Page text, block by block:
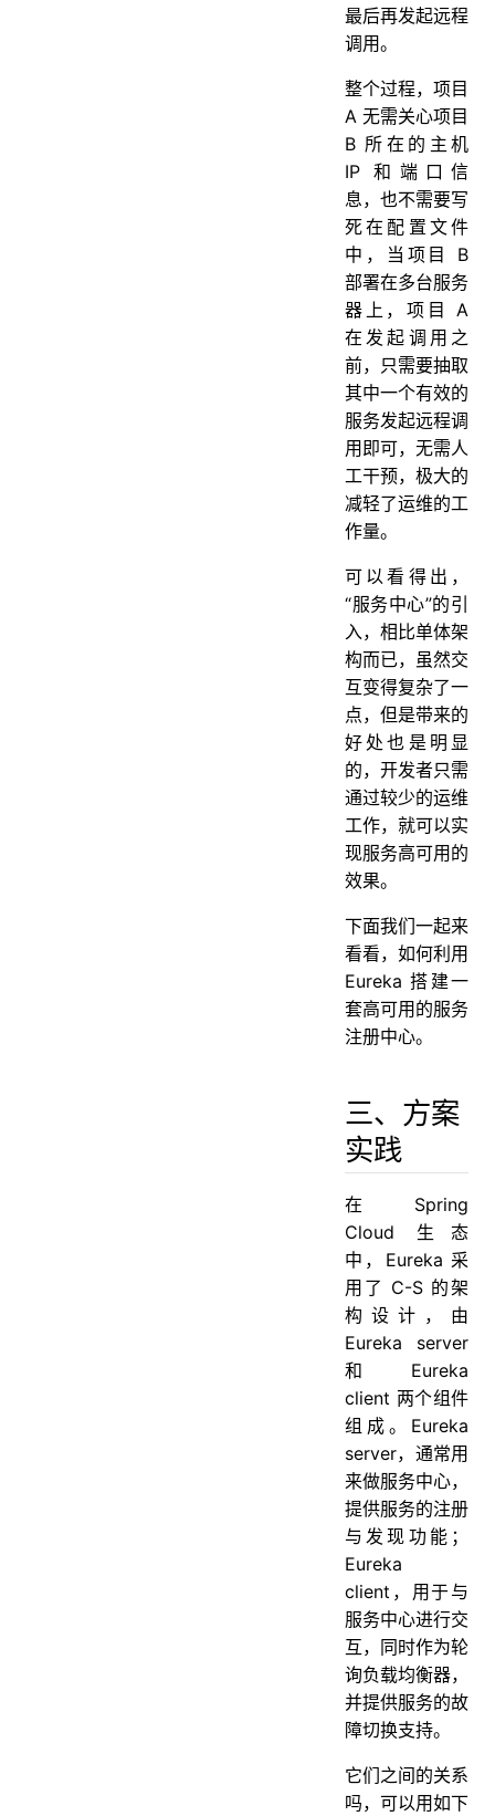
最后再发起远程
调用。
整个过程，项目
A 无需关心项目
B 所在的主机
IP 和端口信
息，也不需要写
死在配置文件
中，当项目 B
部署在多台服务
器上，项目 A
在发起调用之
前，只需要抽取
其中一个有效的
服务发起远程调
用即可，无需人
工干预，极大的
减轻了运维的工
作量。
可以看得出，
“服务中心”的引
入，相比单体架
构而已，虽然交
互变得复杂了一
点，但是带来的
好处也是明显
的，开发者只需
通过较少的运维
工作，就可以实
现服务高可用的
效果。
下面我们一起来
看看，如何利用
Eureka 搭建一
套高可用的服务
注册中心。
三、方案
实践
在 Spring
Cloud 生态
中，Eureka 采
用了 C-S 的架
构设计，由
Eureka server
和 Eureka
client 两个组件
组成。Eureka
server，通常用
来做服务中心，
提供服务的注册
与发现功能；
Eureka
client，用于与
服务中心进行交
互，同时作为轮
询负载均衡器，
并提供服务的故
障切换支持。
它们之间的关系
吗，可以用如下